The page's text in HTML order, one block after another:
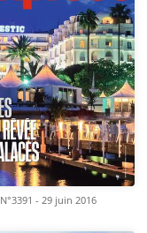
N°3391 - 29 juin 2016